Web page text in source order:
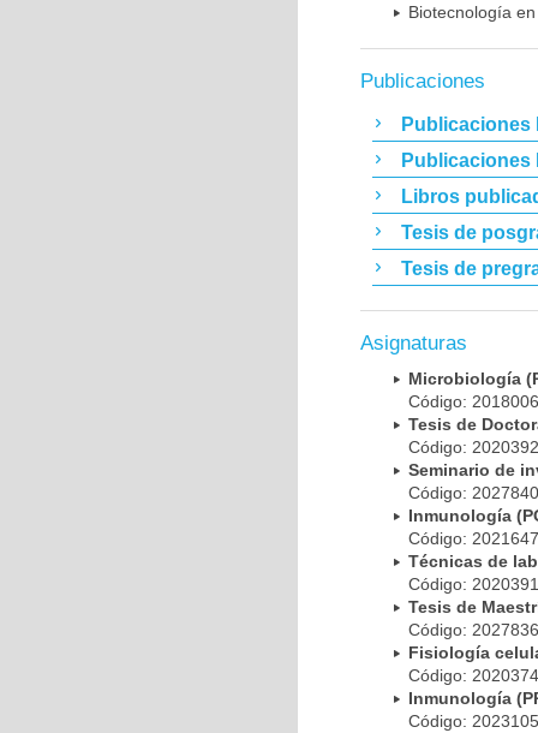
Biotecnología
Publicaciones
Publicaciones
Publicaciones
Libros
Tesis de
Tesis de
Asignaturas
Microbiología
Código:
Tesis de
Código:
Seminario de
Código:
Inmunología
Código:
Técnicas de
Código:
Tesis de
Código:
Fisiología
Código:
Inmunología
Código: